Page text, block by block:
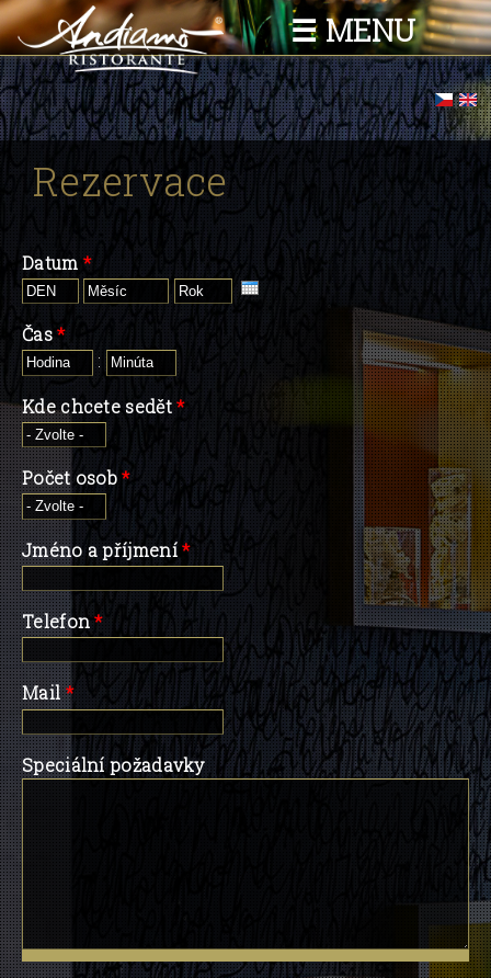
Skočiť
na
hlavný
obsah
☰ MENU
Nachádzate sa tu
Rezervace
Datum *
Den
Měsíc
Rok
Čas*
Hodina
: Minúta
Kde chcete sedět*
Počet osob*
Jméno a příjmení*
Telefon*
Mail*
Speciální požadavky